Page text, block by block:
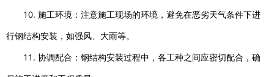
10. 施工环境：注意施工现场的环境，避免在恶劣天气条件下进
行钢结构安装，如强风、大雨等。
11. 协调配合：钢结构安装过程中，各工种之间应密切配合，确